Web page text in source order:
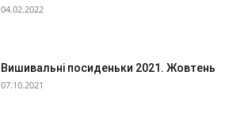
04.02.2022
Вишивальні посиденьки 2021. Жовтень
07.10.2021